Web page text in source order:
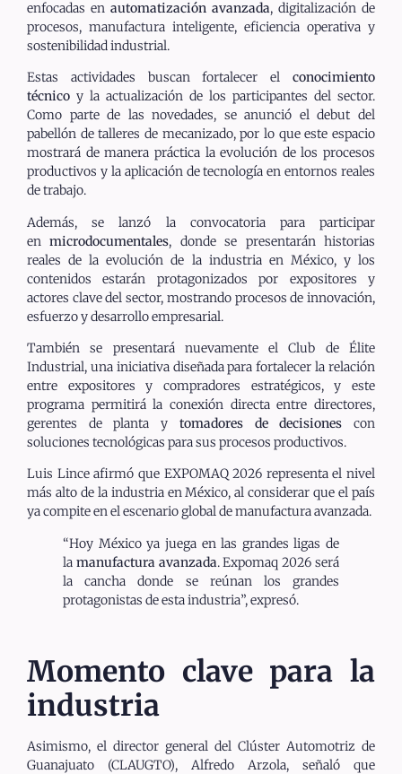
enfocadas en automatización avanzada, digitalización de
procesos, manufactura inteligente, eficiencia operativa y
sostenibilidad industrial.
Estas actividades buscan fortalecer el conocimiento
técnico y la actualización de los participantes del sector.
Como parte de las novedades, se anunció el debut del
pabellón de talleres de mecanizado, por lo que este espacio
mostrará de manera práctica la evolución de los procesos
productivos y la aplicación de tecnología en entornos reales
de trabajo.
Además, se lanzó la convocatoria para participar
enmicrodocumentales, donde se presentarán historias
reales de la evolución de la industria en México, y los
contenidos estarán protagonizados por expositores y
actores clave del sector, mostrando procesos de innovación,
esfuerzo y desarrollo empresarial.
También se presentará nuevamente el Club de Élite
Industrial, una iniciativa diseñada para fortalecer la relación
entre expositores y compradores estratégicos, y este
programa permitirá la conexión directa entre directores,
gerentes de planta y tomadores de decisiones con
soluciones tecnológicas para sus procesos productivos.
Luis Lince afirmó que EXPOMAQ 2026 representa el nivel
más alto de la industria en México, al considerar que el país
ya compite en el escenario global de manufactura avanzada.
“Hoy México ya juega en las grandes ligas de
la manufactura avanzada. Expomaq 2026 será
la cancha donde se reúnan los grandes
protagonistas de esta industria”, expresó.
Momento clave para la
industria
Asimismo, el director general del Clúster Automotriz de
Guanajuato (CLAUGTO), Alfredo Arzola, señaló que